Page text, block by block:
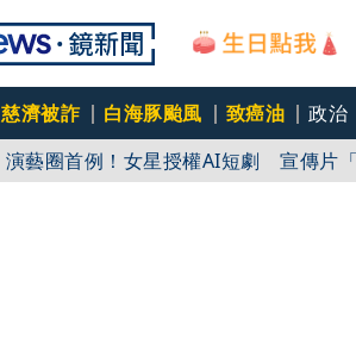
慈濟被詐 白海豚颱風 致癌油 政治
14歲泰少年先弒祖父母再血洗校園！5
演藝圈首例！女星授權AI短劇 宣傳片